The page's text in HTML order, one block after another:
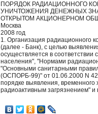
ПОРЯДОК РАДИАЦИОННОГО
УНИЧТОЖЕНИЯ ДЕНЕЖНЫХ
ОТКРЫТОМ АКЦИОНЕРНОМ
Москва
2008 год
1. Организация
(далее - Банк), с целью
осуществляется в
населения", "Нормами
"Основными санитарными
(ОСПОРБ-99)" от 01.06.2000 N
порядке выявления,
радиоактивным загрязнением" и